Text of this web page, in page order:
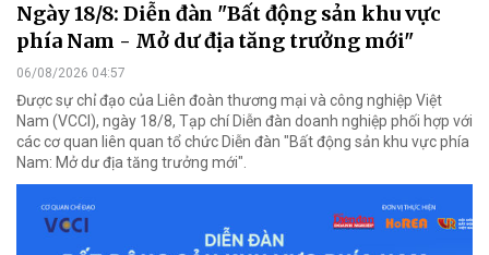
Ngày 18/8: Diễn đàn "Bất động sản khu vực
phía Nam - Mở dư địa tăng trưởng mới"
06/08/2026 04:57
Được sự chỉ đạo của Liên đoàn thương mại và công nghiệp Việt
Nam (VCCI), ngày 18/8, Tạp chí Diễn đàn doanh nghiệp phối hợp với
các cơ quan liên quan tổ chức Diễn đàn "Bất động sản khu vực phía
Nam: Mở dư địa tăng trưởng mới".